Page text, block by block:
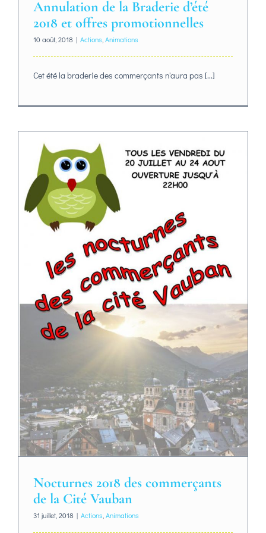
Annulation de la Braderie d’été
2018 et offres promotionnelles
10 août, 2018 | Actions,Animations
Cet été la braderie des commerçants n'aura pas [...]
Nocturnes 2018 des commerçants
de la Cité Vauban
31 juillet, 2018 | Actions Animations